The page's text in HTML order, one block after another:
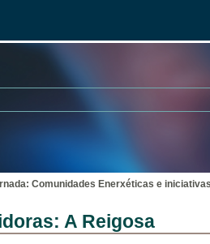
Comunidades Enerxéticas e
A Reigosa